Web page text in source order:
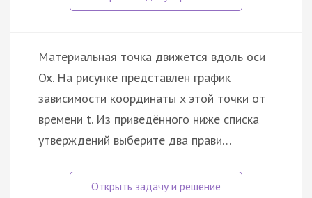
Материальная точка движется вдоль оси
Ox. На рисунке представлен график
зависимости координаты x этой точки от
времени t. Из приведённого ниже списка
утверждений выберите два прави…